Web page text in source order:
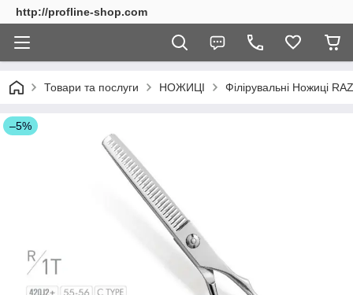
http://profline-shop.com
Товари та послуги НОЖИЦІ Філірувальні Ножиці
–5%